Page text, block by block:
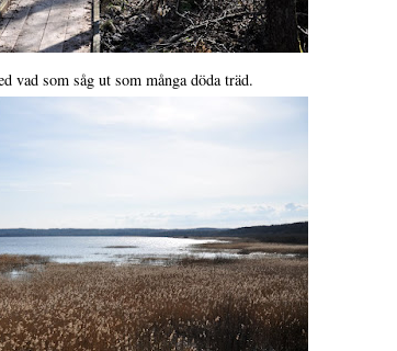
vad som såg ut som många döda träd.